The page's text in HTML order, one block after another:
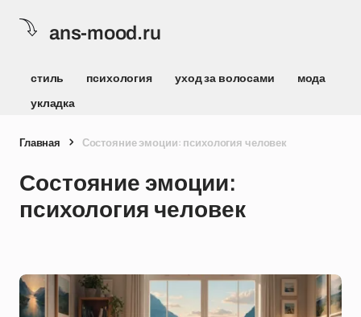
ans-mood.ru
стиль психология уход за волосами
мода
укладка
Главная Состояние эмоции: психология человек
Состояние эмоции:
психология человек